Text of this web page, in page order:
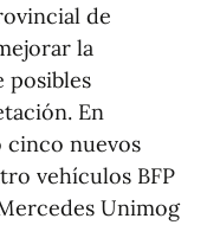
de
la
posibles
En
nuevos
vehículos BFP
Unimog